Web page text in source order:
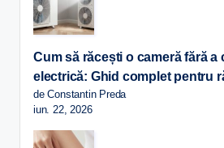
Cum să răcești o cameră fără a
electrică: Ghid complet pentru
de Constantin Preda
iun. 22, 2026